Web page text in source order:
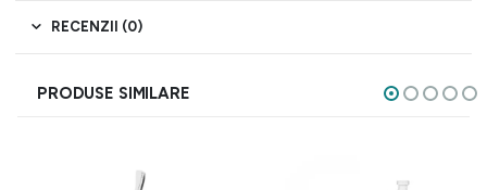
RECENZII (0)
PRODUSE SIMILARE